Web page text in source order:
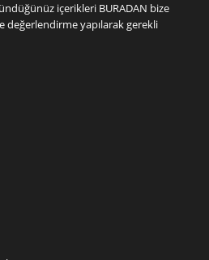
içerikleri BURADAN bize
değerlendirme yapılarak gerekli